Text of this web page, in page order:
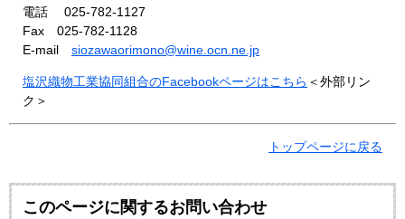
電話 025-782-1127
Fax 025-782-1128
E-mail siozawaorimono@wine.ocn.ne.jp
塩沢織物工業協同組合のFacebookページはこちら ＜外部リン
ク＞
トップページに戻る
このページに関するお問い合わせ